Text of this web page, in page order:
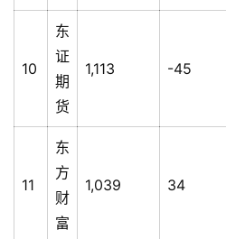
10
东
证
期
货
1,113 -45
11
东
方
财
富
1,039 34